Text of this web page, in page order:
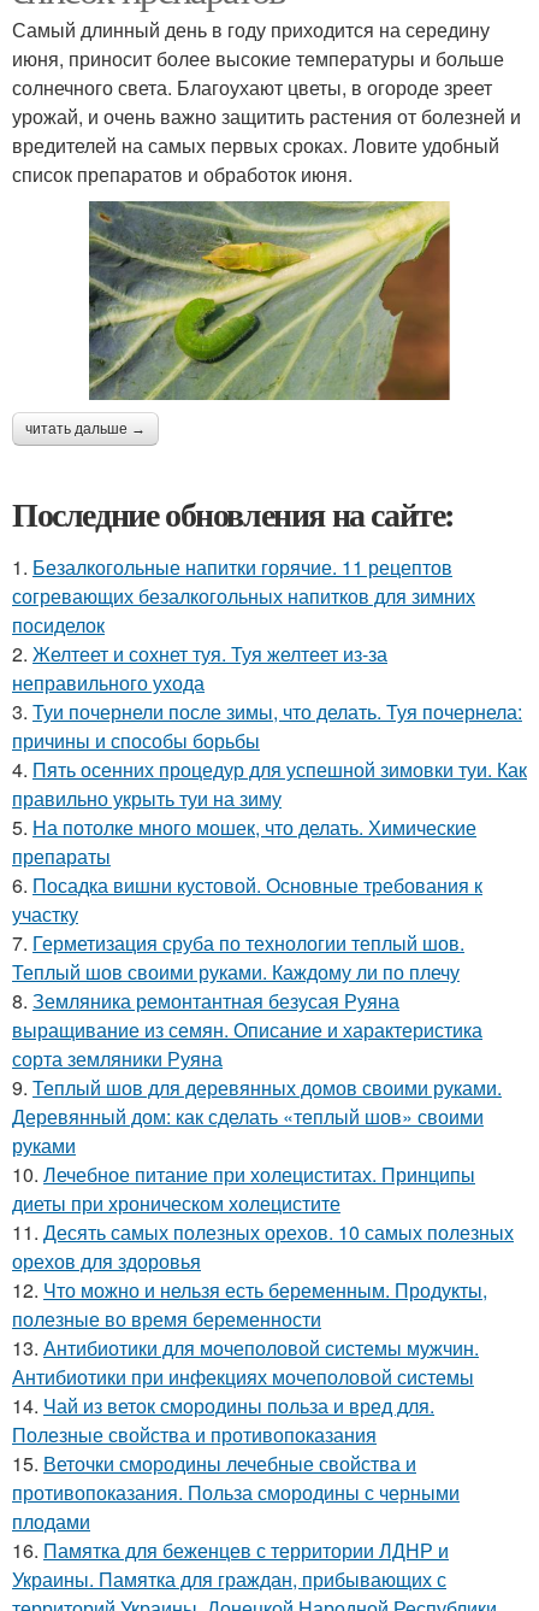
Самый длинный день в году приходится на середину
июня, приносит более высокие температуры и больше
солнечного света. Благоухают цветы, в огороде зреет
урожай, и очень важно защитить растения от болезней и
вредителей на самых первых сроках. Ловите удобный
список препаратов и обработок июня.
читать дальше →
Последние обновления на сайте:
1. Безалкогольные напитки горячие. 11 рецептов
согревающих безалкогольных напитков для зимних
посиделок
2. Желтеет и сохнет туя. Туя желтеет из-за
неправильного ухода
3. Туи почернели после зимы, что делать. Туя почернела:
причины и способы борьбы
4. Пять осенних процедур для успешной зимовки туи. Как
правильно укрыть туи на зиму
5. На потолке много мошек, что делать. Химические
препараты
6. Посадка вишни кустовой. Основные требования к
участку
7. Герметизация сруба по технологии теплый шов.
Теплый шов своими руками. Каждому ли по плечу
8. Земляника ремонтантная безусая Руяна
выращивание из семян. Описание и характеристика
сорта земляники Руяна
9. Теплый шов для деревянных домов своими руками.
Деревянный дом: как сделать «теплый шов» своими
руками
10. Лечебное питание при холециститах. Принципы
диеты при хроническом холецистите
11. Десять самых полезных орехов. 10 самых полезных
орехов для здоровья
12. Что можно и нельзя есть беременным. Продукты,
полезные во время беременности
13. Антибиотики для мочеполовой системы мужчин.
Антибиотики при инфекциях мочеполовой системы
14. Чай из веток смородины польза и вред для.
Полезные свойства и противопоказания
15. Веточки смородины лечебные свойства и
противопоказания. Польза смородины с черными
плодами
16. Памятка для беженцев с территории ЛДНР и
Украины. Памятка для граждан, прибывающих с